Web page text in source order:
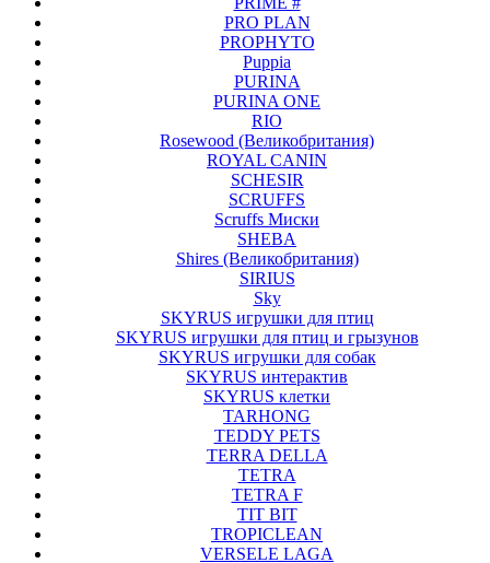
PRO PLAN
PROPHYTO
Puppia
PURINA
PURINA ONE
RIO
Rosewood (Великобритания)
ROYAL CANIN
SCHESIR
SCRUFFS
Scruffs Миски
SHEBA
Shires (Великобритания)
SIRIUS
Sky
SKYRUS игрушки для птиц
SKYRUS игрушки для птиц и грызунов
SKYRUS игрушки для собак
SKYRUS интерактив
SKYRUS клетки
TARHONG
TEDDY PETS
TERRA DELLA
TETRA
TETRA F
TIT BIT
TROPICLEAN
VERSELE LAGA